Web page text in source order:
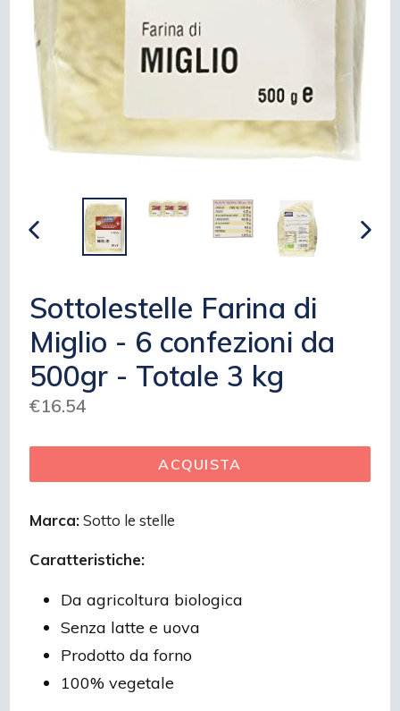
INDIETRO
Sottolestelle Farina di
Miglio - 6 confezioni da
500gr - Totale 3 kg
Prezzo
€16.54
ACQUISTA
Marca:Sotto le stelle
Caratteristiche:
Da agricoltura biologica
Senza latte e uova
Prodotto da forno
100% vegetale